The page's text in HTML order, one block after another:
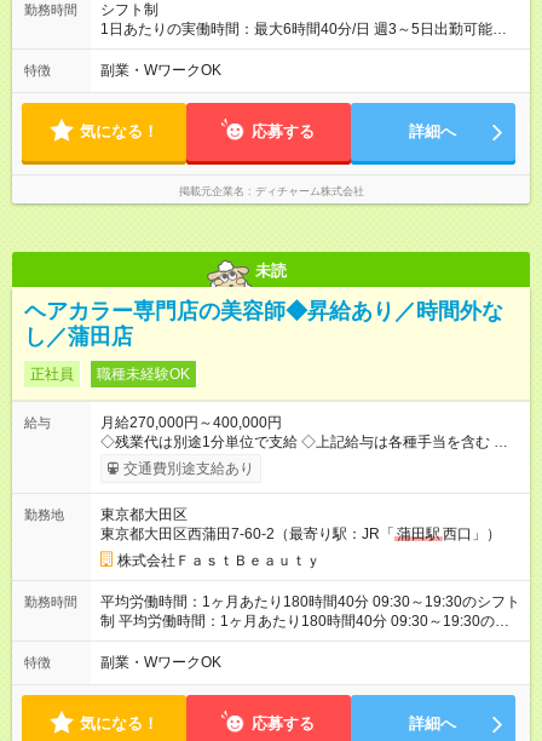
勤務時間
シフト制
1日あたりの実働時間：最大6時間40分/日 週3～5日出勤可能な
方 （シフト例） 9:00～16:40（休憩1時間含む） ご希望に合わせ
て勤務終了時間はご相談可能です ※勤務地により多少の前後
特徴 副業・WワークOK
気になる！ 応募する 詳細へ
掲載元企業名 ディチャーム株式会社
未読
ヘアカラー専門店の美容師◆昇給あり／時間外な
し／蒲田店
正社員 職種未経験OK
給与
月給270,000円～400,000円
◇残業代は別途1分単位で支給 ◇上記給与は各種手当を含む ◇毎
月インセンティブポイント付与 ・店舗売上や入客人数などに応
じてインセンティブポイントを付与 ・ポイントは6ヶ月に一度引
長手当（月30，000円～）あり 研修期間6ヶ月間は以下給与のみ
変更あり 月給242，700円 ※給与に関しては2025年度の最低賃
金を反映済み ※各都道府県の施行月より適応、入社時期によっ
ては変動の可能性あり 詳細は、採用担当へお問い合わせくださ
い 【試用期間】試用期間なし
交通費別途支給あり
勤務地
東京都大田区
東京都大田区西蒲田7-60-2（最寄り駅：JR「 蒲田駅西口」）
株式会社ＦａｓｔＢｅａｕｔｙ
勤務時間
平均労働時間：1ヶ月あたり180時間40分 09:30～19:30のシフト
制 平均労働時間：1ヶ月あたり180時間40分 09:30～19:30のシ
フト制
特徴 副業・WワークOK
気になる！ 応募する 詳細へ